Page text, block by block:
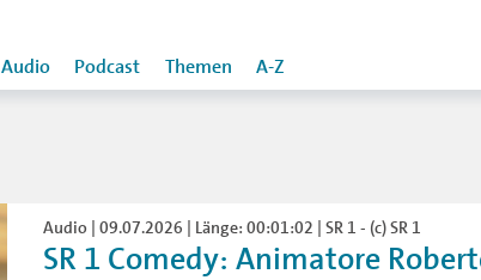
Audio Podcast Themen A-Z
Audio | 09.07.2026 | Länge: 00:01:02 | SR 1 - (c) SR 1
SR 1 Comedy: Animatore